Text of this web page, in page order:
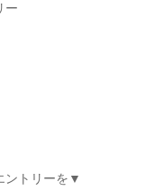
ー
ントリーを▼